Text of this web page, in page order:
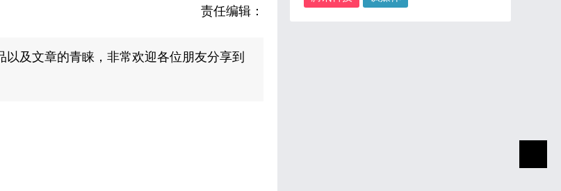
责任编辑：
及文章的青睐，非常欢迎各位朋友分享到